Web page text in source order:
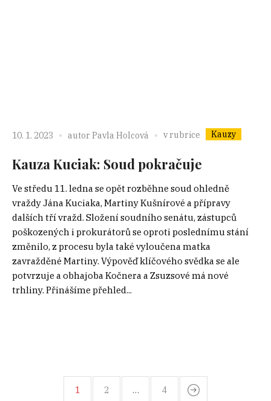
10. 1. 2023 autor Pavla Holcová v rubrice Kauzy
Kauza Kuciak: Soud pokračuje
Ve středu 11. ledna se opět rozběhne soud ohledně
vraždy Jána Kuciaka, Martiny Kušnírové a přípravy
dalších tří vražd. Složení soudního senátu, zástupců
poškozených i prokurátorů se oproti poslednímu stání
změnilo, z procesu byla také vyloučena matka
zavražděné Martiny. Výpověď klíčového svědka se ale
potvrzuje a obhajoba Kočnera a Zsuzsové má nové
trhliny. Přinášíme přehled...
1 2 … 4